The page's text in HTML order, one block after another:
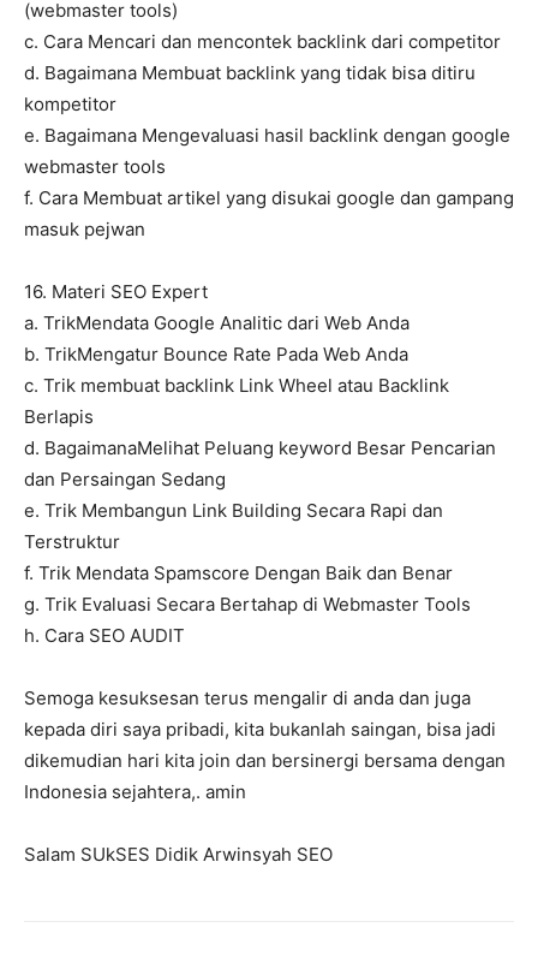
(webmaster tools)
c. Cara Mencari dan mencontek backlink dari competitor
d. Bagaimana Membuat backlink yang tidak bisa ditiru
kompetitor
e. Bagaimana Mengevaluasi hasil backlink dengan google
webmaster tools
f. Cara Membuat artikel yang disukai google dan gampang
masuk pejwan
16. Materi SEO Expert
a. TrikMendata Google Analitic dari Web Anda
b. TrikMengatur Bounce Rate Pada Web Anda
c. Trik membuat backlink Link Wheel atau Backlink
Berlapis
d. BagaimanaMelihat Peluang keyword Besar Pencarian
dan Persaingan Sedang
e. Trik Membangun Link Building Secara Rapi dan
Terstruktur
f. Trik Mendata Spamscore Dengan Baik dan Benar
g. Trik Evaluasi Secara Bertahap di Webmaster Tools
h. Cara SEO AUDIT
Semoga kesuksesan terus mengalir di anda dan juga
kepada diri saya pribadi, kita bukanlah saingan, bisa jadi
dikemudian hari kita join dan bersinergi bersama dengan
Indonesia sejahtera,. amin
Salam SUkSES Didik Arwinsyah SEO